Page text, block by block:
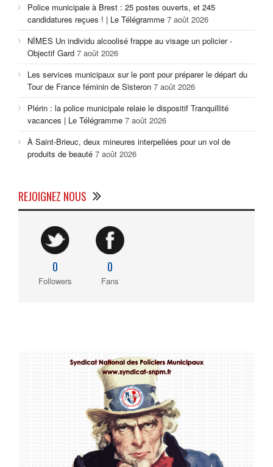
Police municipale à Brest : 25 postes ouverts, et 245
candidatures reçues ! | Le Télégramme 7 août 2026
NÎMES Un individu alcoolisé frappe au visage un policier -
Objectif Gard 7 août 2026
Les services municipaux sur le pont pour préparer le départ du
Tour de France féminin de Sisteron 7 août 2026
Plérin : la police municipale relaie le dispositif Tranquillité
vacances | Le Télégramme 7 août 2026
À Saint-Brieuc, deux mineures interpellées pour un vol de
produits de beauté 7 août 2026
REJOIGNEZ NOUS
0
Followers
0
Fans